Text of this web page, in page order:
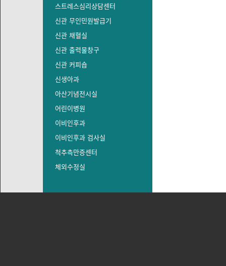
스트레스심리상담센터
신관 무인민원발급기
신관 채혈실
신관 출력물창구
신관 커피숍
신생아과
아산기념전시실
어린이병원
이비인후과
이비인후과 검사실
척추측만증센터
체외수정실